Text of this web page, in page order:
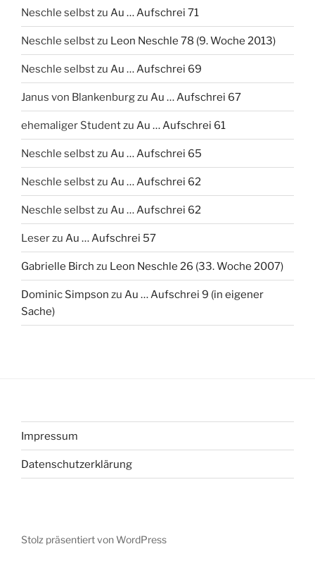
Neschle selbstzu Au … Aufschrei 71
Neschle selbstzu Leon Neschle 78 (9. Woche 2013)
Neschle selbstzu Au … Aufschrei 69
Janus von Blankenburgzu Au … Aufschrei 67
ehemaliger Studentzu Au … Aufschrei 61
Neschle selbstzu Au … Aufschrei 65
Neschle selbstzu Au … Aufschrei 62
Neschle selbstzu Au … Aufschrei 62
Leserzu Au … Aufschrei 57
Gabrielle Birch zu Leon Neschle 26 (33. Woche 2007)
Dominic Simpson zu Au … Aufschrei 9 (in eigener
Sache)
Impressum
Datenschutzerklärung
Stolz präsentiert von WordPress